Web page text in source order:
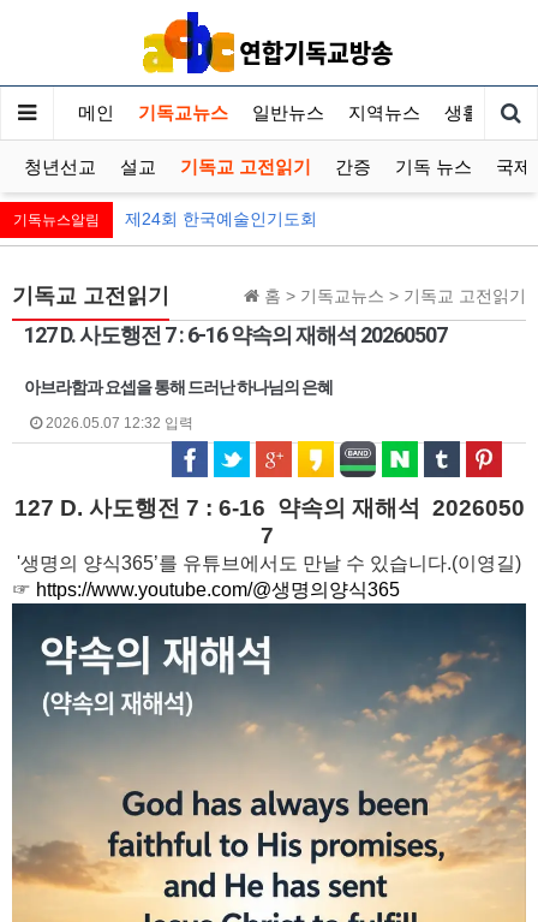
메인 기독교뉴스 일반뉴스 지역뉴스 생활정보
청년선교 설교 기독교 고전읽기 간증 기독 뉴스 국제
기독뉴스알림 제24회 한국예술인기도회
홈 > 기독교뉴스 > 기독교 고전읽기
기독교 고전읽기
127 D. 사도행전 7 : 6-16 약속의 재해석 20260507
아브라함과 요셉을 통해 드러난 하나님의 은혜
2026.05.07 12:32 입력
127 D. 사도행전 7 : 6-16 약속의 재해석 2026050
7
'생명의 양식365’를 유튜브에서도 만날 수 있습니다.(이영길)
☞ https://www.youtube.com/@생명의양식365